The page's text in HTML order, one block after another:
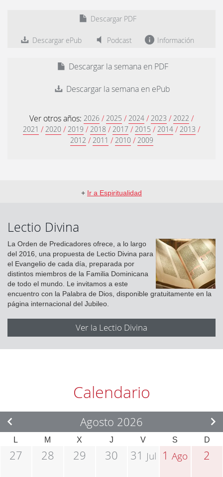
Descargar PDF
Descargar ePub Podcast Información
Descargar la semana en PDF
Descargar la semana en ePub
Ver otros años: 2026 / 2025 / 2024 / 2023 / 2022 /
2021 / 2020 / 2019 / 2018 / 2017 / 2015 / 2014 / 2013 /
2012 / 2011 / 2010 / 2009
+ Ir a Espiritualidad
Lectio Divina
La Orden de Predicadores ofrece, a lo largo
del 2016, una propuesta de Lectio Divina para
el Evangelio de cada día, preparada por
distintos miembros de la Familia Dominicana
de todo el mundo. Le invitamos a este
encuentro con la Palabra de Dios, disponible gratuitamente en la
página internacional del Jubileo.
Ver la Lectio Divina
Calendario
Agosto 2026
L M X J V S D
27 28 29 30 31 Jul 1Ago 2